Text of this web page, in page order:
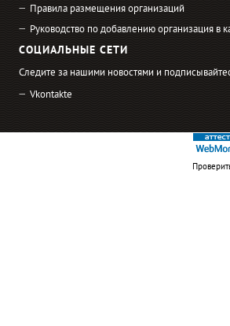
Правила размещения организаций
Руководство по добавлению организация в
СОЦИАЛЬНЫЕ СЕТИ
Следите за нашими новостями и
Vkontakte